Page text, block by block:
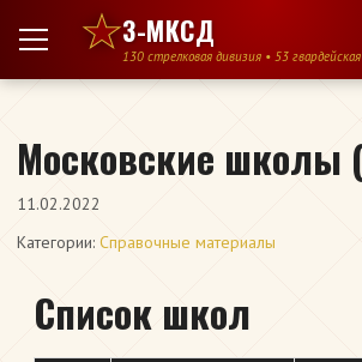
Перейти к содержимому
3-МКСД
130 стрелковая дивизия • 53
Московские школы
11.02.2022
Категории: Справочные материалы
Список школ